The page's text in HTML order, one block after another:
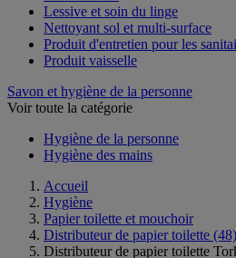
Désodorisant
Lessive et soin du linge
Nettoyant sol et multi-surface
Produit d'entretien pour les
Savon et hygiène de la personne
Hygiène de la personne
Accueil
Hygiène
Papier toilette et mouchoir
Distributeur de papier toilette (48)